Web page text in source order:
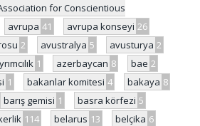
for Conscientious
avrupa 41 avrupa konseyi 26
2 avustralya 5 avusturya 2
1 azerbaycan 8 bae 2
1 bakanlar komitesi 4 bakaya 8
barış gemisi 1 basra körfezi 5
114 belarus 13 belçika 6